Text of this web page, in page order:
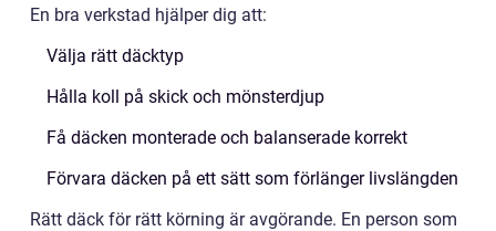
En bra verkstad hjälper dig att:
Välja rätt däcktyp
Hålla koll på skick och mönsterdjup
Få däcken monterade och balanserade korrekt
Förvara däcken på ett sätt som förlänger livslängden
Rätt däck för rätt körning är avgörande. En person som